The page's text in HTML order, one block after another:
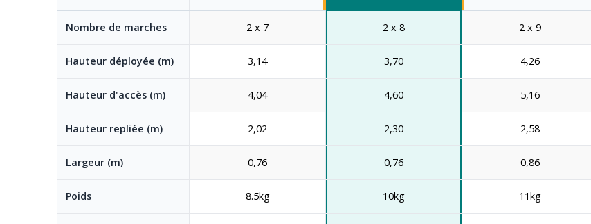
Nombre de marches 2 x 7 2 x 8 2 x 9
Hauteur déployée (m) 3,14 3,70 4,26
Hauteur d'accès (m) 4,04 4,60 5,16
Hauteur repliée (m) 2,02 2,30 2,58
Largeur (m) 0,76 0,76 0,86
Poids 8.5kg 10kg 11kg